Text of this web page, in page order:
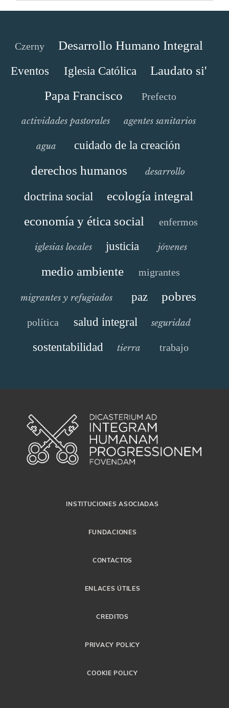
Czerny Desarrollo Humano Integral
Eventos Iglesia Católica
Laudato si'
Papa Francisco
Prefecto
actividades pastorales agentes sanitarios
agua cuidado de la creación
derechos humanos desarrollo
doctrina social
ecología integral
economía y ética social
enfermos
iglesias locales justicia jóvenes
medio ambiente migrantes
migrantes y refugiados paz pobres
política salud integral seguridad
sostentabilidad tierra trabajo
INSTITUCIONES ASOCIADAS
FUNDACIONES
CONTACTOS
ENLACES ÚTILES
CREDITOS
PRIVACY POLICY
COOKIE POLICY